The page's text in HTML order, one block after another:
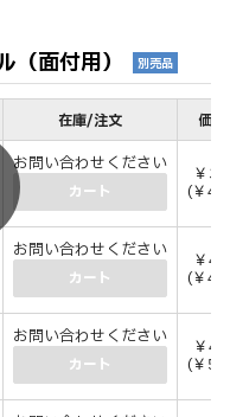
面付用） 別売品
在庫/注文 価
お問い合わせください
カート
￥
(￥
お問い合わせください
カート
￥
(￥
お問い合わせください
カート
￥
(￥